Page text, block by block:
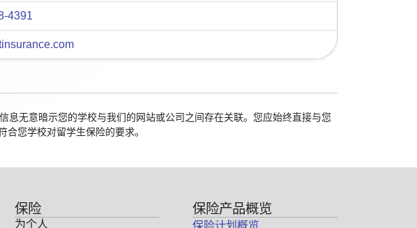
4391
息无意暗示您的学校与我们的网站或公司之间存在关联。您应始终直接与您
您学校对留学生保险的要求。
保险
为个人
保险产品概览
保险计划概览